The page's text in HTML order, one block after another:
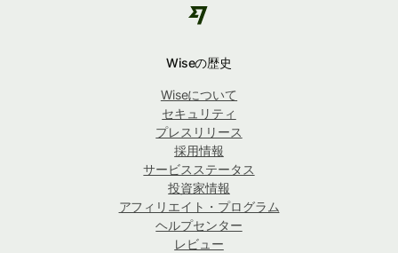
Wiseの歴史
Wiseについて
セキュリティ
プレスリリース
採用情報
サービスステータス
投資家情報
アフィリエイト・プログラム
ヘルプセンター
レビュー